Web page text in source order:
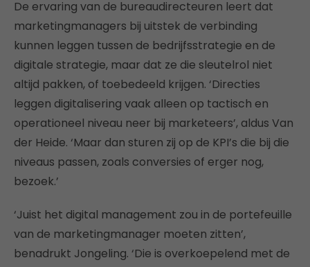
De ervaring van de bureaudirecteuren leert dat
marketingmanagers bij uitstek de verbinding
kunnen leggen tussen de bedrijfsstrategie en de
digitale strategie, maar dat ze die sleutelrol niet
altijd pakken, of toebedeeld krijgen. ‘Directies
leggen digitalisering vaak alleen op tactisch en
operationeel niveau neer bij marketeers’, aldus Van
der Heide. ‘Maar dan sturen zij op de KPI’s die bij die
niveaus passen, zoals conversies of erger nog,
bezoek.’
‘Juist het digital management zou in de portefeuille
van de marketingmanager moeten zitten’,
benadrukt Jongeling. ‘Die is overkoepelend met de